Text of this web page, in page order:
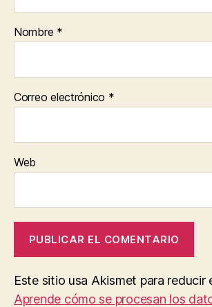
Nombre *
Correo electrónico *
Web
Este sitio usa Akismet para reducir
Aprende cómo se procesan los